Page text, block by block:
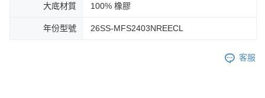
大底材質 100% 橡膠
年份型號 26SS-MFS2403NREECL
客服